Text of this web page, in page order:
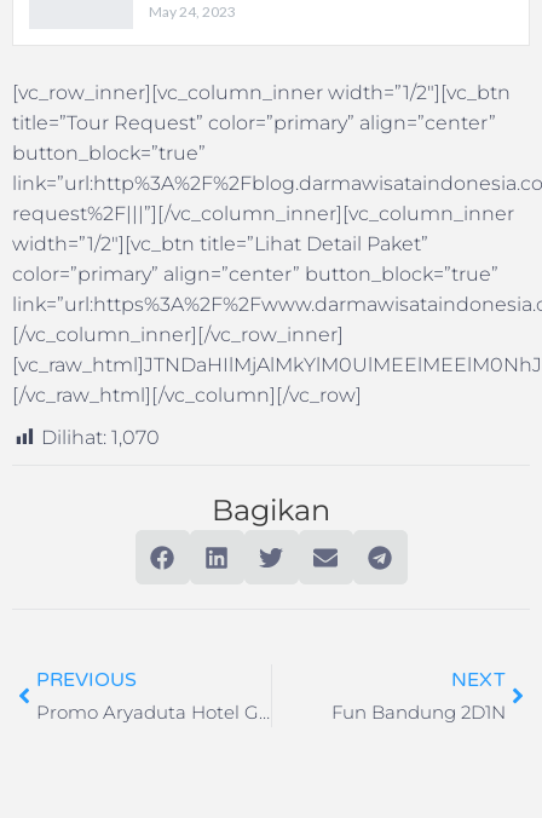
May 24, 2023
[vc_row_inner][vc_column_inner width=”1/2″][vc_btn
title=”Tour Request” color=”primary” align=”center”
button_block=”true”
request%2F|||”][/vc_column_inner][vc_column_inner
width=”1/2″][vc_btn title=”Lihat Detail Paket”
color=”primary” align=”center” button_block=”true”
[/vc_column_inner][/vc_row_inner]
[/vc_raw_html][/vc_column][/vc_row]
Dilihat: 1,070
Bagikan
PREVIOUS
Promo Aryaduta Hotel Group Khusus Akhir Pekan
NEXT
Fun Bandung 2D1N